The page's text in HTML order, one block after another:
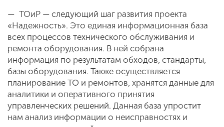
— ТОиР — следующий шаг развития проекта
«Надежность». Это единая информационная база
всех процессов технического обслуживания и
ремонта оборудования. В ней собрана
информация по результатам обходов, стандарты,
базы оборудования. Также осуществляется
планирование ТО и ремонтов, хранятся данные для
аналитики и оперативного принятия
управленческих решений. Данная база упростит
нам анализ информации о неисправностях и